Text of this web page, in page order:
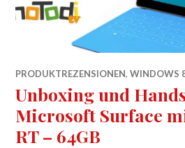
PRODUKTREZENSIONEN,WINDOWS
Unboxing und
Microsoft Surface
RT – 64GB